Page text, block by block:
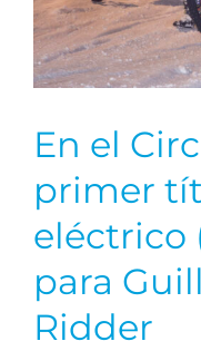
En el
primer
eléctrico
para
Ridder